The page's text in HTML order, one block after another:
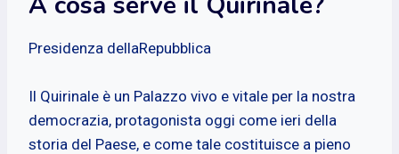
Presidenza dellaRepubblica
Il Quirinale è un Palazzo vivo e vitale per la nostra
democrazia, protagonista oggi come ieri della
storia del Paese, e come tale costituisce a pieno